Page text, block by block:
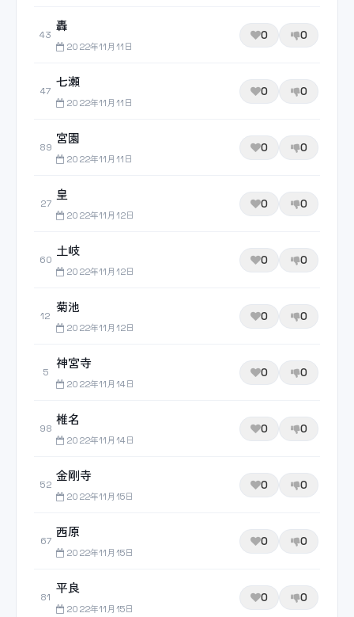
43
轟
2022年11月11日
0 0
47
七瀬
2022年11月11日
0 0
89
宮園
2022年11月11日
0 0
27
皇
2022年11月12日
0 0
60
土岐
2022年11月12日
0 0
12
菊池
2022年11月12日
0 0
5
神宮寺
2022年11月14日
0 0
98
椎名
2022年11月14日
0 0
52
金剛寺
2022年11月15日
0 0
67
西原
2022年11月15日
0 0
81
平良
2022年11月15日
0 0